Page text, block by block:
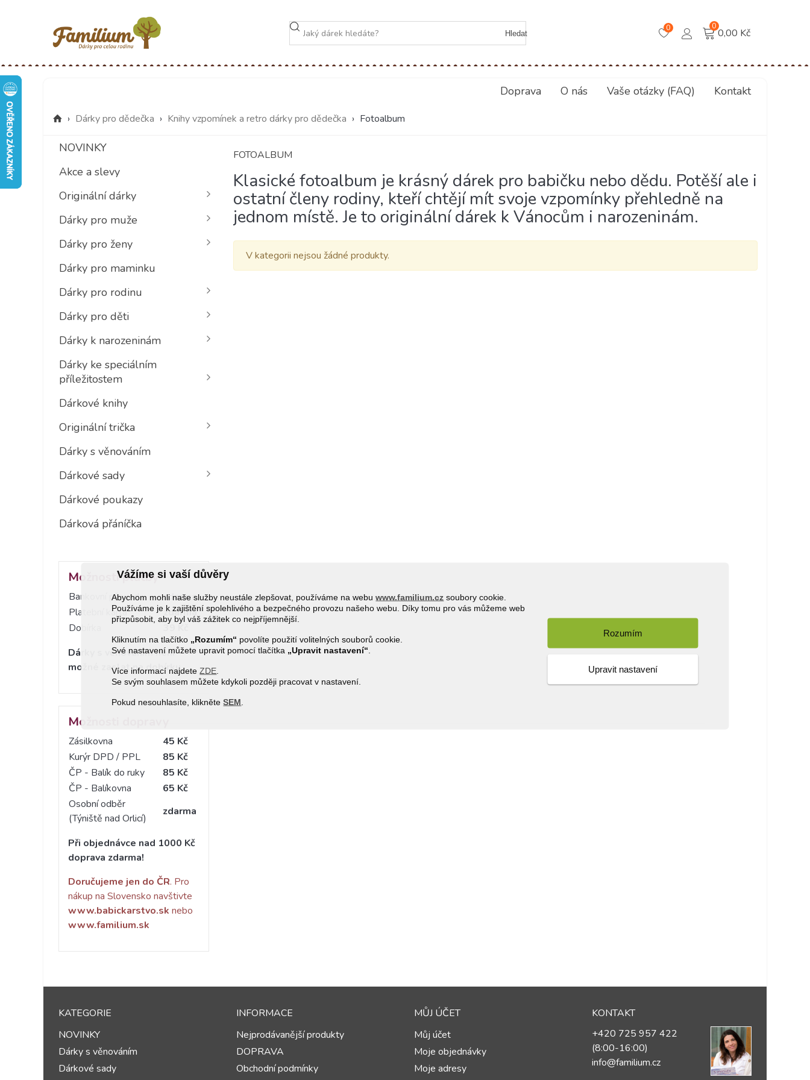
Vážíme si vaší důvěry
Abychom mohli naše služby neustále zlepšovat, používáme na webuwww.familium.cz soubory cookie.
Používáme je k zajištění spolehlivého a bezpečného provozu našeho webu. Díky tomu pro vás můžeme web
přizpůsobit, aby byl váš zážitek co nejpříjemnější.
Kliknutím na tlačítko „Rozumím“ povolíte použití volitelných souborů cookie.
Své nastavení můžete upravit pomocí tlačítka
„Upravit nastavení“
Více informací najdete ZDE
Se svým souhlasem můžete kdykoli později pracovat v nastavení.
Pokud nesouhlasíte, klikněteSEM
Rozumím
Upravit nastavení
Hledat
0 0
0,00 Kč
Doprava O nás Vaše otázky (FAQ) Kontakt
› Dárky pro dědečka › Knihy vzpomínek a retro dárky pro dědečka › Fotoalbum
NOVINKY
Akce a slevy
Originální dárky
Dárky pro muže
Dárky pro ženy
Dárky pro maminku
Dárky pro rodinu
Dárky pro děti
Dárky k narozeninám
Dárky ke speciálním
příležitostem
Dárkové knihy
Originální trička
Dárky s věnováním
Dárkové sady
Dárkové poukazy
Dárková přáníčka
Možnosti platby
Bankovní převod
zdarma
Platební karta
zdarma
Dobírka
39 Kč
Dárky s věnováním není
možné zaslat na dobírku.
Možnosti dopravy
Zásilkovna
45 Kč
Kurýr DPD / PPL
85 Kč
ČP - Balík do ruky
85 Kč
ČP - Balíkovna
65 Kč
Osobní odběr
(Týniště nad Orlicí)
zdarma
Při objednávce nad 1000 Kč
doprava zdarma!
Doručujeme jen do ČR. Pro
nákup na Slovensko navštivte
www.babickarstvo.sk nebo
www.familium.sk
FOTOALBUM
Klasické fotoalbum je krásný dárek pro babičku nebo dědu. Potěší ale i
ostatní členy rodiny, kteří chtějí mít svoje vzpomínky přehledně na
jednom místě. Je to originální dárek k Vánocům i narozeninám.
V kategorii nejsou žádné produkty.
KATEGORIE
NOVINKY
Dárky s věnováním
Dárkové sady
INFORMACE
Nejprodávanější produkty
DOPRAVA
Obchodní podmínky
MŮJ ÚČET
Můj účet
Moje objednávky
Moje adresy
KONTAKT
+420 725 957 422
(8:00-16:00)
info@familium.cz